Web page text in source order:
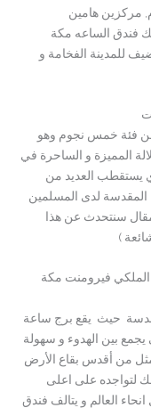
مركزين هامين
فندق الساعه مكة
للمدينة الفخامة و
فئة خمس نجوم وهو
المميزة و الساحرة في
يستقطب العديد من
المقدسة لدى المسلمين
سنتحدث عن هذا
)
الملكي فيرومنت مكة
حيث يقع برج ساعة
بين الهدوء و سهولة
مثل من أقدس بقاع الأرض
لتواجده على اعلى
العالم و يتالف فندق